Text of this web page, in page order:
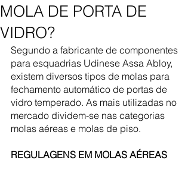
MOLA DE PORTA DE
VIDRO?
Segundo a fabricante de componentes
para esquadrias Udinese Assa Abloy,
existem diversos tipos de molas para
fechamento automático de portas de
vidro temperado. As mais utilizadas no
mercado dividem-se nas categorias
molas aéreas e molas de piso.
REGULAGENS EM MOLAS AÉREAS